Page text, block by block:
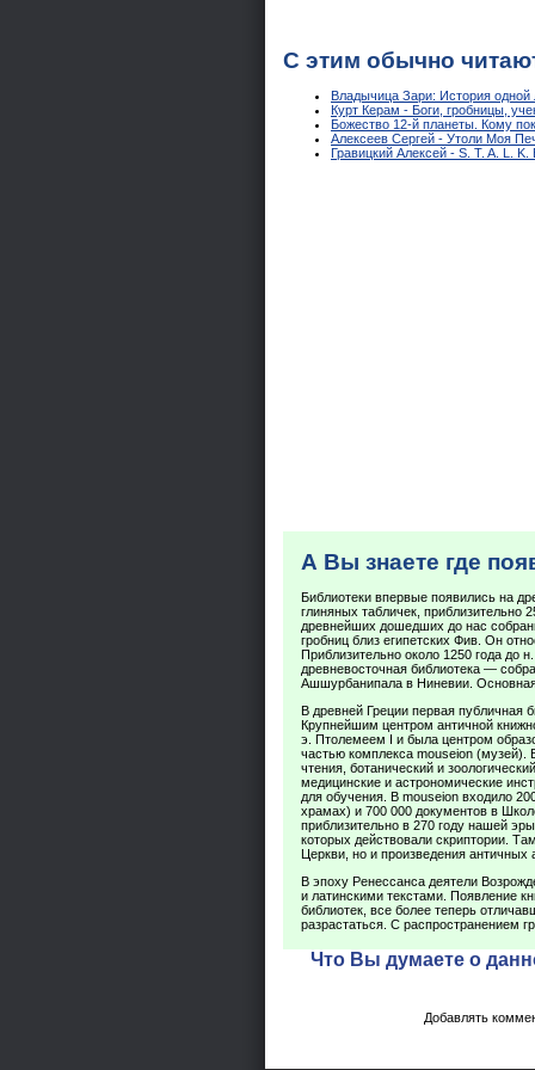
С этим обычно
Владычица Зари: История одной
Курт Керам - Боги, гробницы,
Божество 12-й планеты. Кому
Алексеев Сергей - Утоли Моя
Гравицкий Алексей - S. T. A. L. K.
А Вы знаете где
Библиотеки впервые появились на
глиняных табличек, приблизительно
древнейших дошедших до нас
гробниц близ египетских Фив. Он
Приблизительно около 1250 года до
древневосточная библиотека —
Ашшурбанипала в Ниневии.
В древней Греции первая публичная
Крупнейшим центром античной
э. Птолемеем I и была центром
частью комплекса mouseion
чтения, ботанический и
медицинские и астрономические
для обучения. В mouseion входило
храмах) и 700 000 документов в
приблизительно в 270 году нашей
которых действовали скриптории.
Церкви, но и произведения античных
В эпоху Ренессанса деятели
и латинскими текстами. Появление
библиотек, все более теперь
разрастаться. С распространением
Что Вы думаете о
Добавлять